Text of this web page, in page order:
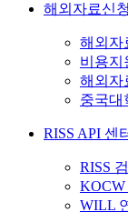
해외자료신
해외자
비용지
해외자
중국대
RISS API 센
RISS
WILL